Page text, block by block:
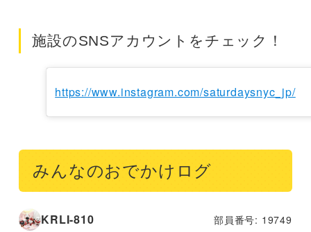
施設のSNSアカウントをチェック！
https://www.instagram.com/saturdaysnyc_jp/
みんなのおでかけログ
KRLI-810
部員番号: 19749